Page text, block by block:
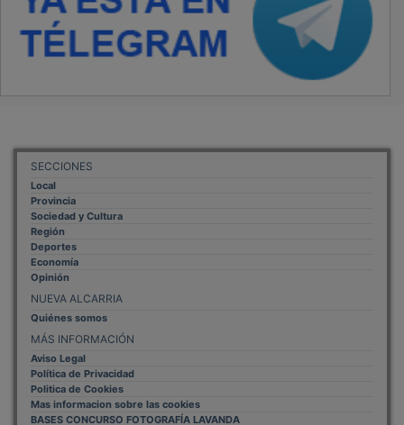
SECCIONES
Local
Provincia
Sociedad y Cultura
Región
Deportes
Economía
Opinión
NUEVA ALCARRIA
Quiénes somos
MÁS INFORMACIÓN
Aviso Legal
Política de Privacidad
Politica de Cookies
Mas informacion sobre las cookies
BASES CONCURSO FOTOGRAFÍA LAVANDA